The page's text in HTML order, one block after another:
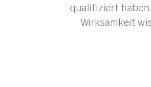
qualifiziert haben.
Wirksamkeit